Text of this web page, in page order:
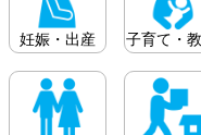
妊娠・出産 子育て・